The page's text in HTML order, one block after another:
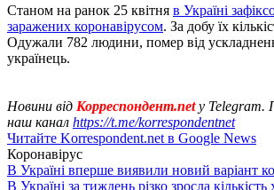
Станом на ранок 25 квітня в Україні
заражених коронавірусом. За добу їх
Одужали 782 людини, помер від ускладнень
українець.
Новини від Корреспондент.netу Telegram.
наш канал https://t.me/korrespondentnet
Читайте Korrespondent.net в Google News
Коронавірус
В Україні вперше виявили новий варіант
В Україні за тиждень різко зросла